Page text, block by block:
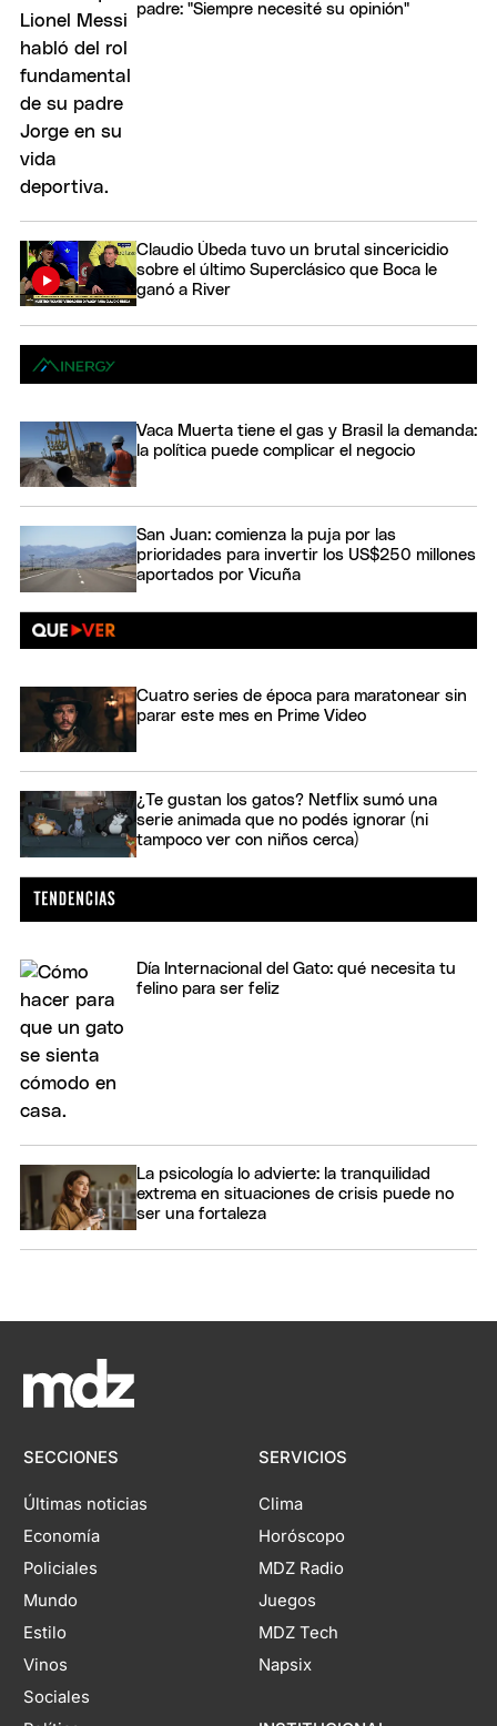
padre: "Siempre necesité su opinión"
Claudio Úbeda tuvo un brutal sincericidio
sobre el último Superclásico que Boca le
ganó a River
Vaca Muerta tiene el gas y Brasil la demanda:
la política puede complicar el negocio
San Juan: comienza la puja por las
prioridades para invertir los US$250 millones
aportados por Vicuña
Cuatro series de época para maratonear sin
parar este mes en Prime Video
¿Te gustan los gatos? Netflix sumó una
serie animada que no podés ignorar (ni
tampoco ver con niños cerca)
Día Internacional del Gato: qué necesita tu
felino para ser feliz
La psicología lo advierte: la tranquilidad
extrema en situaciones de crisis puede no
ser una fortaleza
SECCIONES
Últimas noticias
Economía
Policiales
Mundo
Estilo
Vinos
Sociales
SERVICIOS
Clima
Horóscopo
MDZ Radio
Juegos
MDZ Tech
Napsix